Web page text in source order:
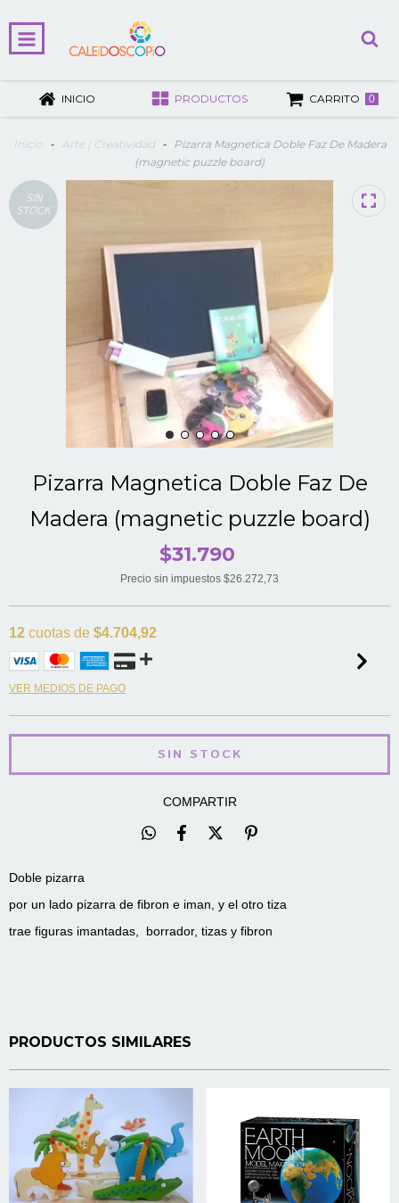
INICIO PRODUCTOS CARRITO 0
Inicio - Arte | Creatividad -
Pizarra Magnetica Doble Faz De Madera
(magnetic puzzle board)
SIN
STOCK
Pizarra Magnetica Doble Faz De
Madera (magnetic puzzle board)
$31.790
Precio sin impuestos $26.272,73
12 cuotas de $4.704,92
VER MEDIOS DE PAGO
COMPARTIR
Doble pizarra
por un lado pizarra de fibron e iman, y el otro tiza
trae figuras imantadas, borrador, tizas y fibron
PRODUCTOS SIMILARES